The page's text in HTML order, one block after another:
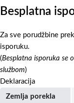
Besplatna
Za sve porudžbine
isporuku.
(Besplatna isporuka se
službom)
Deklaracija
Zemlja porekla